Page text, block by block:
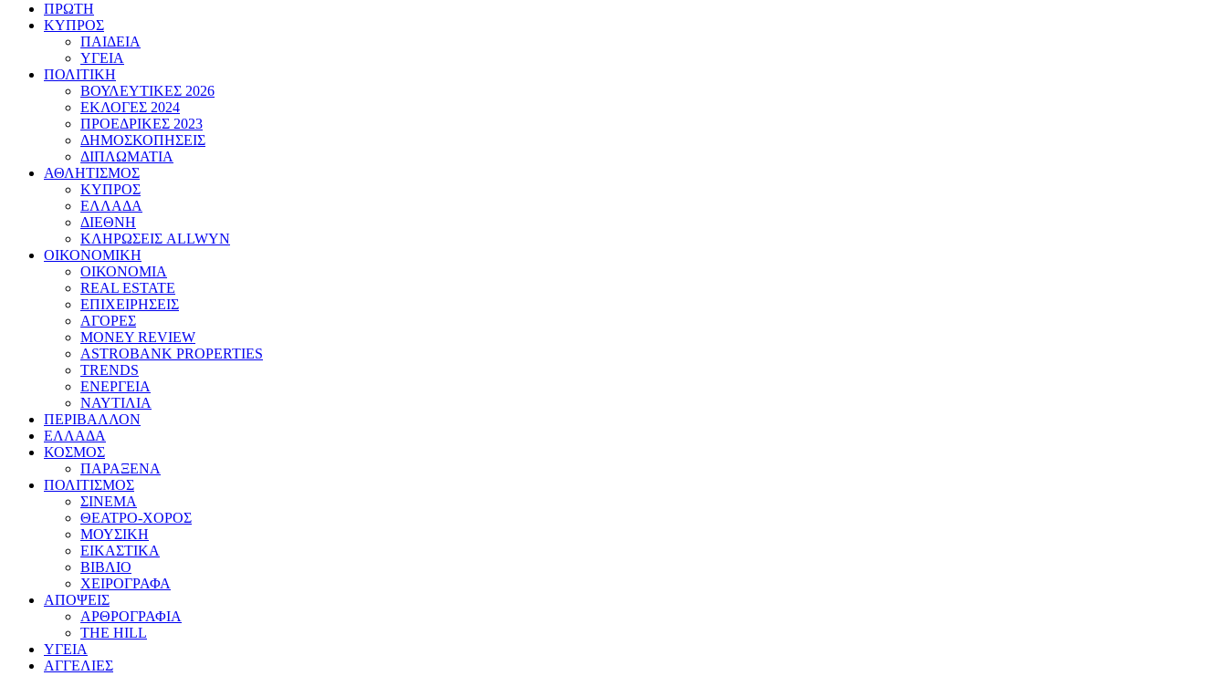
ΠΡΩΤΗ
ΚΥΠΡΟΣ
ΠΑΙΔΕΙΑ
ΥΓΕΙΑ
ΠΟΛΙΤΙΚΗ
ΒΟΥΛΕΥΤΙΚΕΣ 2026
ΕΚΛΟΓΕΣ 2024
ΠΡΟΕΔΡΙΚΕΣ 2023
ΔΗΜΟΣΚΟΠΗΣΕΙΣ
ΔΙΠΛΩΜΑΤΙΑ
ΑΘΛΗΤΙΣΜΟΣ
ΚΥΠΡΟΣ
ΕΛΛΑΔΑ
ΔΙΕΘΝΗ
ΚΛΗΡΩΣΕΙΣ ALLWYN
ΟΙΚΟΝΟΜΙΚΗ
ΟΙΚΟΝΟΜΙΑ
REAL ESTATE
ΕΠΙΧΕΙΡΗΣΕΙΣ
ΑΓΟΡΕΣ
MONEY REVIEW
ASTROBANK PROPERTIES
TRENDS
ΕΝΕΡΓΕΙΑ
ΝΑΥΤΙΛΙΑ
ΠΕΡΙΒΑΛΛΟΝ
ΕΛΛΑΔΑ
ΚΟΣΜΟΣ
ΠΑΡΑΞΕΝΑ
ΠΟΛΙΤΙΣΜΟΣ
ΣΙΝΕΜΑ
ΘΕΑΤΡΟ-ΧΟΡΟΣ
ΜΟΥΣΙΚΗ
ΕΙΚΑΣΤΙΚΑ
ΒΙΒΛΙΟ
ΧΕΙΡΟΓΡΑΦΑ
ΑΠΟΨΕΙΣ
ΑΡΘΡΟΓΡΑΦΙΑ
THE HILL
ΥΓΕΙΑ
ΑΓΓΕΛΙΕΣ